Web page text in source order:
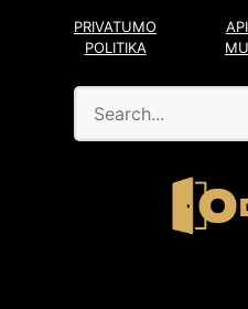
PRIVATUMO
POLITIKA